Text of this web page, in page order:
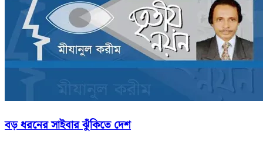
বড় ধরনের সাইবার ঝুঁকিতে দেশ